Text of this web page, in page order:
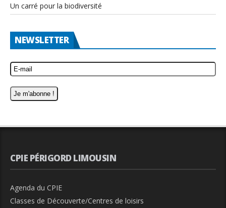
Un carré pour la biodiversité
NEWSLETTER
CPIE PÉRIGORD LIMOUSIN
Agenda du CPIE
Classes de Découverte/Centres de loisirs